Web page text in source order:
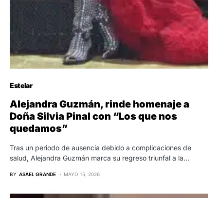
Estelar
Alejandra Guzmán, rinde homenaje a
Doña Silvia Pinal con “Los que nos
quedamos”
Tras un periodo de ausencia debido a complicaciones de
salud, Alejandra Guzmán marca su regreso triunfal a la…
BY ASAEL GRANDE MAYO 15, 2026